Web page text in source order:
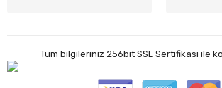
Tüm bilgileriniz 256bit SSL Sertifikası ile